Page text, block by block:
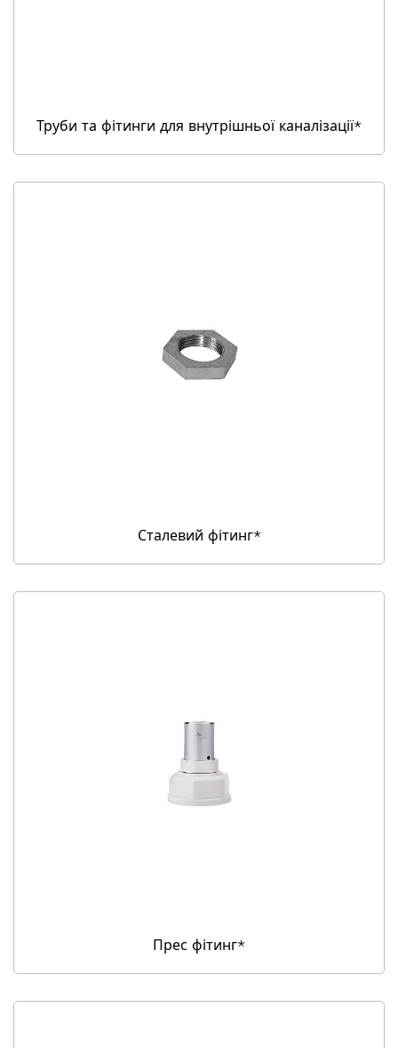
Труби та фітинги для внутрішньої каналізації*
Сталевий фітинг*
Прес фітинг*